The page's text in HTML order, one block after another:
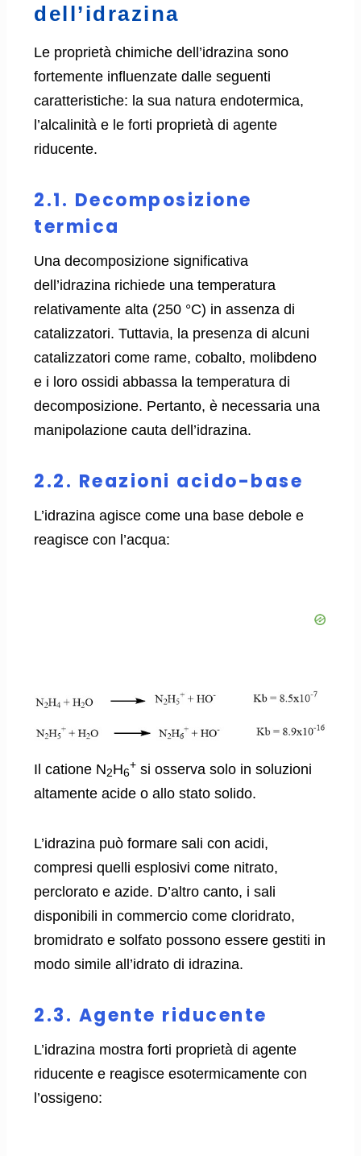
dell’idrazina
Le proprietà chimiche dell’idrazina sono
fortemente influenzate dalle seguenti
caratteristiche: la sua natura endotermica,
l’alcalinità e le forti proprietà di agente
riducente.
2.1. Decomposizione
termica
Una decomposizione significativa
dell’idrazina richiede una temperatura
relativamente alta (250 °C) in assenza di
catalizzatori. Tuttavia, la presenza di alcuni
catalizzatori come rame, cobalto, molibdeno
e i loro ossidi abbassa la temperatura di
decomposizione. Pertanto, è necessaria una
manipolazione cauta dell’idrazina.
2.2. Reazioni acido-base
L’idrazina agisce come una base debole e
reagisce con l’acqua:
Il catione N2H6
+ si osserva solo in soluzioni
altamente acide o allo stato solido.
L’idrazina può formare sali con acidi,
compresi quelli esplosivi come nitrato,
perclorato e azide. D’altro canto, i sali
disponibili in commercio come cloridrato,
bromidrato e solfato possono essere gestiti in
modo simile all’idrato di idrazina.
2.3. Agente riducente
L’idrazina mostra forti proprietà di agente
riducente e reagisce esotermicamente con
l’ossigeno: